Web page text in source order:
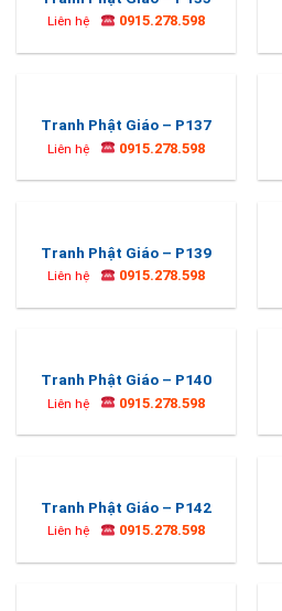
Liên hệ 0915.278.598
Tranh Phật Giáo – P137
Liên hệ 0915.278.598
Tranh Phật Giáo – P139
Liên hệ 0915.278.598
Tranh Phật Giáo – P140
Liên hệ 0915.278.598
Tranh Phật Giáo – P142
Liên hệ 0915.278.598